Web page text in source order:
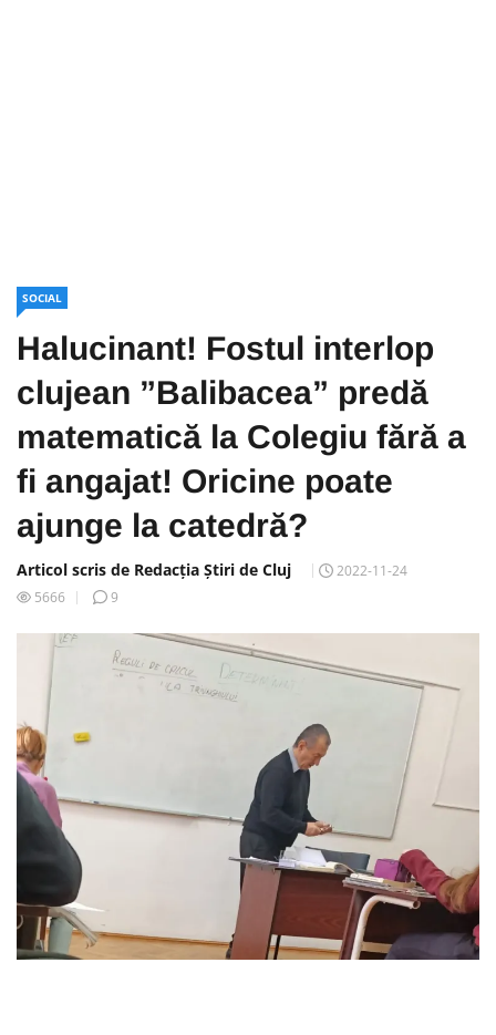
SOCIAL
Halucinant! Fostul interlop
clujean ”Balibacea” predă
matematică la Colegiu fără a
fi angajat! Oricine poate
ajunge la catedră?
Articol scris de Redacția Știri de Cluj
2022-11-24
5666
9